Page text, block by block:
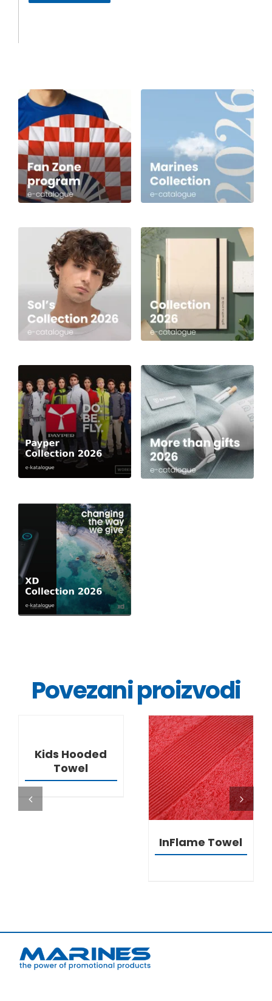
Povezani proizvodi
Kids Hooded
Towel
DETALJI
InFlame Towel